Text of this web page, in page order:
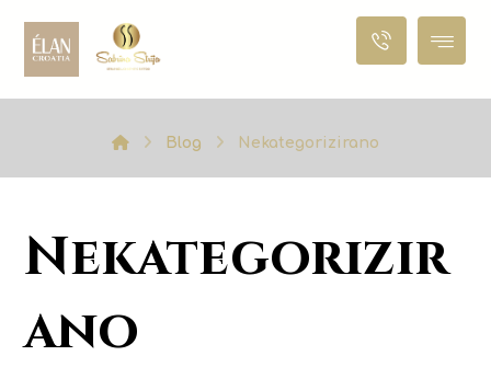
Blog Nekategorizirano
Nekategorizir
ano